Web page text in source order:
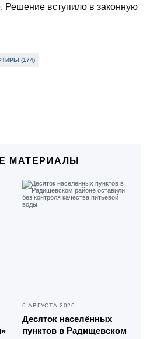
Решение вступило в законную
(174)
МАТЕРИАЛЫ
6 АВГУСТА 2026
Десяток населённых
пунктов в Радищевском